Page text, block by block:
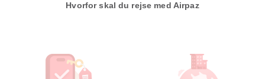
Hvorfor skal du rejse med Airpaz